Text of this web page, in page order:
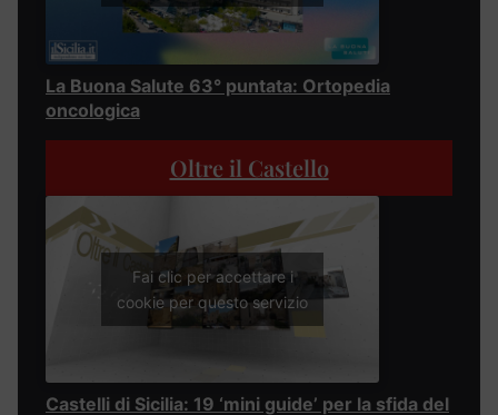
La Buona Salute 63° puntata: Ortopedia
oncologica
Oltre il Castello
Fai clic per accettare i
cookie per questo servizio
Castelli di Sicilia: 19 ‘mini guide’ per la sfida del